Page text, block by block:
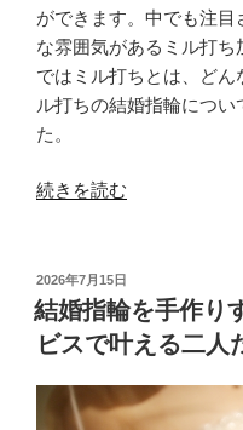
ができます。中でも注
な雰囲気があるミル打ち
ではミル打ちとは、どん
ル打ちの結婚指輪につ
た。
“静
工
房
で
続きを読む
投
稿
日:
2026年7月15日
結婚指輪を手作り
ビスで叶える二人